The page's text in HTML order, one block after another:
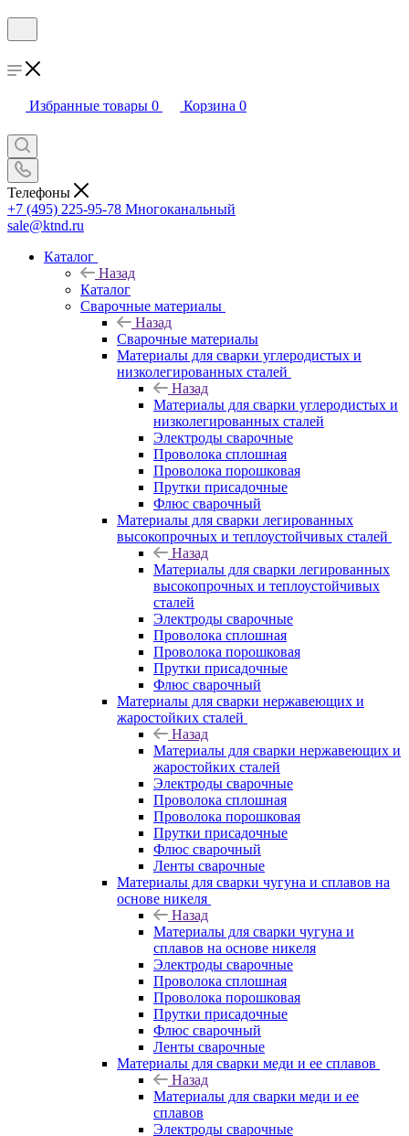
Избранные товары 0 Корзина 0
Телефоны
+7 (495) 225-95-78 Многоканальный
sale@ktnd.ru
Каталог
Назад
Каталог
Сварочные материалы
Назад
Сварочные материалы
Материалы для сварки углеродистых и
низколегированных сталей
Назад
Материалы для сварки углеродистых и
низколегированных сталей
Электроды сварочные
Проволока сплошная
Проволока порошковая
Прутки присадочные
Флюс сварочный
Материалы для сварки легированных
высокопрочных и теплоустойчивых сталей
Назад
Материалы для сварки легированных
высокопрочных и теплоустойчивых
сталей
Электроды сварочные
Проволока сплошная
Проволока порошковая
Прутки присадочные
Флюс сварочный
Материалы для сварки нержавеющих и
жаростойких сталей
Назад
Материалы для сварки нержавеющих и
жаростойких сталей
Электроды сварочные
Проволока сплошная
Проволока порошковая
Прутки присадочные
Флюс сварочный
Ленты сварочные
Материалы для сварки чугуна и сплавов на
основе никеля
Назад
Материалы для сварки чугуна и
сплавов на основе никеля
Электроды сварочные
Проволока сплошная
Проволока порошковая
Прутки присадочные
Флюс сварочный
Ленты сварочные
Материалы для сварки меди и ее сплавов
Назад
Материалы для сварки меди и ее
сплавов
Электроды сварочные